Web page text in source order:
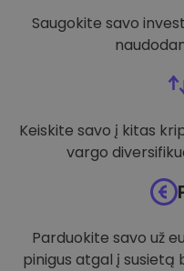
Saugokite savo
Keiskite savo į kitas
vargo
Parduokite savo už
pinigus atgal į